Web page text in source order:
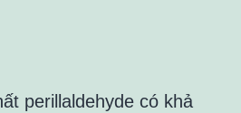
perillaldehyde có khả